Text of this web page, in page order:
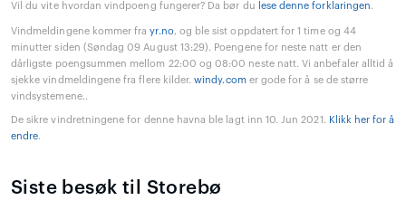
Vil du vite hvordan vindpoeng fungerer? Da bør du lese denne forklaringen.
Vindmeldingene kommer frayr.no, og ble sist oppdatert for 1 time og 44
minutter siden (Søndag 09 August 13:29). Poengene for neste natt er den
dårligste poengsummen mellom 22:00 og 08:00 neste natt. Vi anbefaler alltid å
sjekke vindmeldingene fra flere kilder.windy.comer gode for å se de større
vindsystemene..
De sikre vindretningene for denne havna ble lagt inn 10. Jun 2021. Klikk her for å
endre.
Siste besøk til Storebø